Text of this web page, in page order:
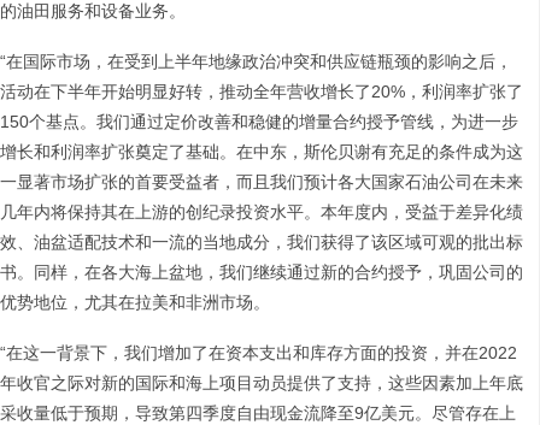
的油田服务和设备业务。
“在国际市场，在受到上半年地缘政治冲突和供应链瓶颈的影响之后，
活动在下半年开始明显好转，推动全年营收增长了20%，利润率扩张了
150个基点。我们通过定价改善和稳健的增量合约授予管线，为进一步
增长和利润率扩张奠定了基础。在中东，斯伦贝谢有充足的条件成为这
一显著市场扩张的首要受益者，而且我们预计各大国家石油公司在未来
几年内将保持其在上游的创纪录投资水平。本年度内，受益于差异化绩
效、油盆适配技术和一流的当地成分，我们获得了该区域可观的批出标
书。同样，在各大海上盆地，我们继续通过新的合约授予，巩固公司的
优势地位，尤其在拉美和非洲市场。
“在这一背景下，我们增加了在资本支出和库存方面的投资，并在2022
年收官之际对新的国际和海上项目动员提供了支持，这些因素加上年底
采收量低于预期，导致第四季度自由现金流降至9亿美元。尽管存在上